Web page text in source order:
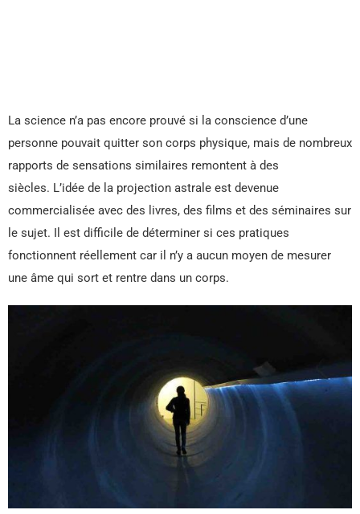
La science n’a pas encore prouvé si la conscience d’une
personne pouvait quitter son corps physique, mais de nombreux
rapports de sensations similaires remontent à des
siècles. L’idée de la projection astrale est devenue
commercialisée avec des livres, des films et des séminaires sur
le sujet. Il est difficile de déterminer si ces pratiques
fonctionnent réellement car il n’y a aucun moyen de mesurer
une âme qui sort et rentre dans un corps.